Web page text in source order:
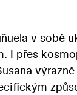
v sobě
I přes